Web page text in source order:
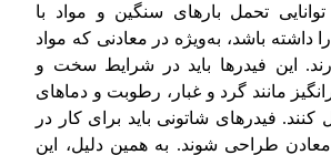
توانایی تحمل بارهای سنگین و مواد با
داشته باشد، به‌ویژه در معادنی که مواد
این فیدرها باید در شرایط سخت و
مانند گرد و غبار، رطوبت و دماهای
فیدرهای شاتونی باید برای کار در
طراحی شوند. به همین دلیل، این